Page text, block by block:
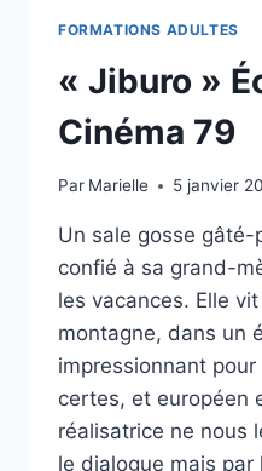
FORMATIONS ADULTES
« Jiburo »
Cinéma 79
Par Marielle 5 janvier
Un sale gosse
confié à sa grand-
les vacances. Elle
montagne, dans un
impressionnant
certes, et européen
réalisatrice ne nous
le dialogue mais